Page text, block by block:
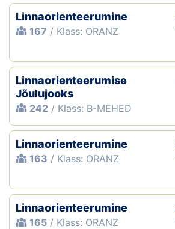
Linnaorienteerumine
167 / Klass: ORANZ
Linnaorienteerumise
Jõulujooks
242 / Klass: B-MEHED
Linnaorienteerumine
163 / Klass: ORANZ
Linnaorienteerumine
165 / Klass: ORANZ